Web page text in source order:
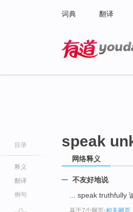
词典 翻译
目录
释义
翻译
例句
speak
网络释义
不友好地说
... speak truthfully